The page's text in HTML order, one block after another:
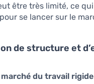
être très limité, ce
se lancer sur le
de structure et
du travail rigide